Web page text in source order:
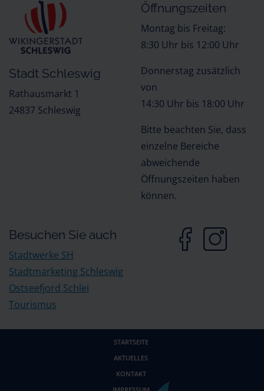
Stadt Schleswig
Rathausmarkt 1
24837 Schleswig
Öffnungszeiten
Montag bis Freitag:
8:30 Uhr bis 12:00 Uhr
Donnerstag zusätzlich
von
14:30 Uhr bis 18:00 Uhr
Bitte beachten Sie, dass
einzelne Bereiche
abweichende
Öffnungszeiten haben
können.
Besuchen Sie auch
Stadtwerke SH
Stadtmarketing Schleswig
Ostseefjord Schlei
Tourismus
STARTSEITE
AKTUELLES
KONTAKT